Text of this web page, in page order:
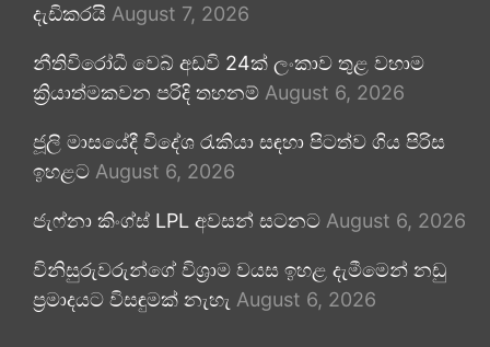
දැඩිකරයි August 7, 2026
නීතිවිරෝධී වෙබ් අඩවි 24ක් ලංකාව තුළ වහාම
ක්‍රියාත්මකවන පරිදි තහනම් August 6, 2026
ජූලි මාසයේදී විදේශ රැකියා සඳහා පිටත්ව ගිය පිරිස
ඉහළට August 6, 2026
ජැෆ්නා කිංග්ස් LPL අවසන් සටනට August 6, 2026
විනිසුරුවරුන්ගේ විශ්‍රාම වයස ඉහළ දැමීමෙන් නඩු
ප්‍රමාදයට විසඳුමක් නැහැ August 6, 2026